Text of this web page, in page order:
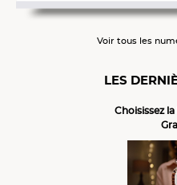
Voir tous les
LES
Choisissez